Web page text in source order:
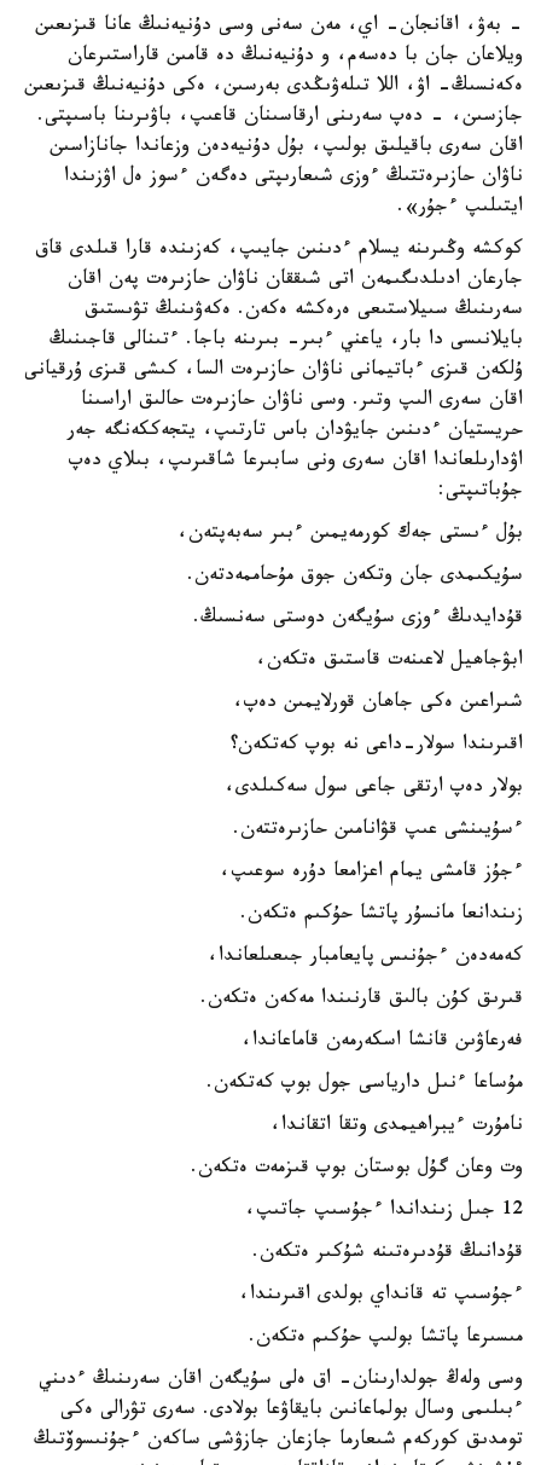
- بەۋ، اقانجان- اي، مەن سەنى وسى دۇنيەنىڭ عانا قىزىعىن
ويلاعان جان با دەسەم، و دۇنيەنىڭ دە قامىن قاراستىرعان
ەكەنسىڭ- اۋ، اللا تىلەۋىڭدى بەرسىن، ەكى دۇنيەنىڭ قىزىعىن
جازسىن، - دەپ سەرىنى ارقاسىنان قاعىپ، باۋىرىنا باسىپتى.
اقان سەرى باقيلىق بولىپ، بۇل دۇنيەدەن وزعاندا جانازاسىن
ناۋان حازىرەتتىڭ ءوزى شىعارىپتى دەگەن ءسوز ەل اۋزىندا
ايتىلىپ ءجۇر».
كوكشە وڭىرىنە يسلام ءدىنىن جايىپ، كەزىندە قارا قىلدى قاق
جارعان ادىلدىگىمەن اتى شىققان ناۋان حازىرەت پەن اقان
سەرىنىڭ سىيلاستىعى ەرەكشە ەكەن. ەكەۋىنىڭ تۋىستىق
بايلانىسى دا بار، ياعني ءبىر- بىرىنە باجا. ءتىنالى قاجىنىڭ
ۇلكەن قىزى ءباتيمانى ناۋان حازىرەت السا، كىشى قىزى ۇرقيانى
اقان سەرى الىپ وتىر. وسى ناۋان حازىرەت حالىق اراسىنا
حريستيان ءدىنىن جايۋدان باس تارتىپ، يتجەككەنگە جەر
اۋدارىلعاندا اقان سەرى ونى سابىرعا شاقىرىپ، بىلاي دەپ
جۇباتىپتى:
بۇل ءىستى جەك كورمەيمىن ءبىر سەبەپتەن،
سۇيكىمدى جان وتكەن جوق مۇحاممەدتەن.
قۇدايدىڭ ءوزى سۇيگەن دوستى سەنسىڭ.
ابۋجاھيل لاعىنەت قاستىق ەتكەن،
شىراعىن ەكى جاھان قورلايمىن دەپ،
اقىرىندا سولار-داعى نە بوپ كەتكەن؟
بولار دەپ ارتقى جاعى سول سەكىلدى،
ءسۇيىنشى عىپ قۋانامىن حازىرەتتەن.
ءجۇز قامشى يمام اعزامعا دۇرە سوعىپ،
زىندانعا مانسۇر پاتشا حۇكىم ەتكەن.
كەمەدەن ءجۇنىس پايعامبار جىعىلعاندا،
قىرىق كۇن بالىق قارنىندا مەكەن ەتكەن.
فەرعاۋىن قانشا اسكەرمەن قاماعاندا،
مۇساعا ءنىل دارياسى جول بوپ كەتكەن.
نامۇرت ءيبراھيمدى وتقا اتقاندا،
وت وعان گۇل بوستان بوپ قىزمەت ەتكەن.
12 جىل زىنداندا ءجۇسىپ جاتىپ،
قۇدانىڭ قۇدىرەتىنە شۇكىر ەتكەن.
ءجۇسىپ تە قانداي بولدى اقىرىندا،
مىسىرعا پاتشا بولىپ حۇكىم ەتكەن.
وسى ولەڭ جولدارىنان- اق ەلى سۇيگەن اقان سەرىنىڭ ءدىني
ءبىلىمى وسال بولماعانىن بايقاۋعا بولادى. سەرى تۋرالى ەكى
تومدىق كوركەم شىعارما جازعان جازۋشى ساكەن ءجۇنىسوۆتىڭ